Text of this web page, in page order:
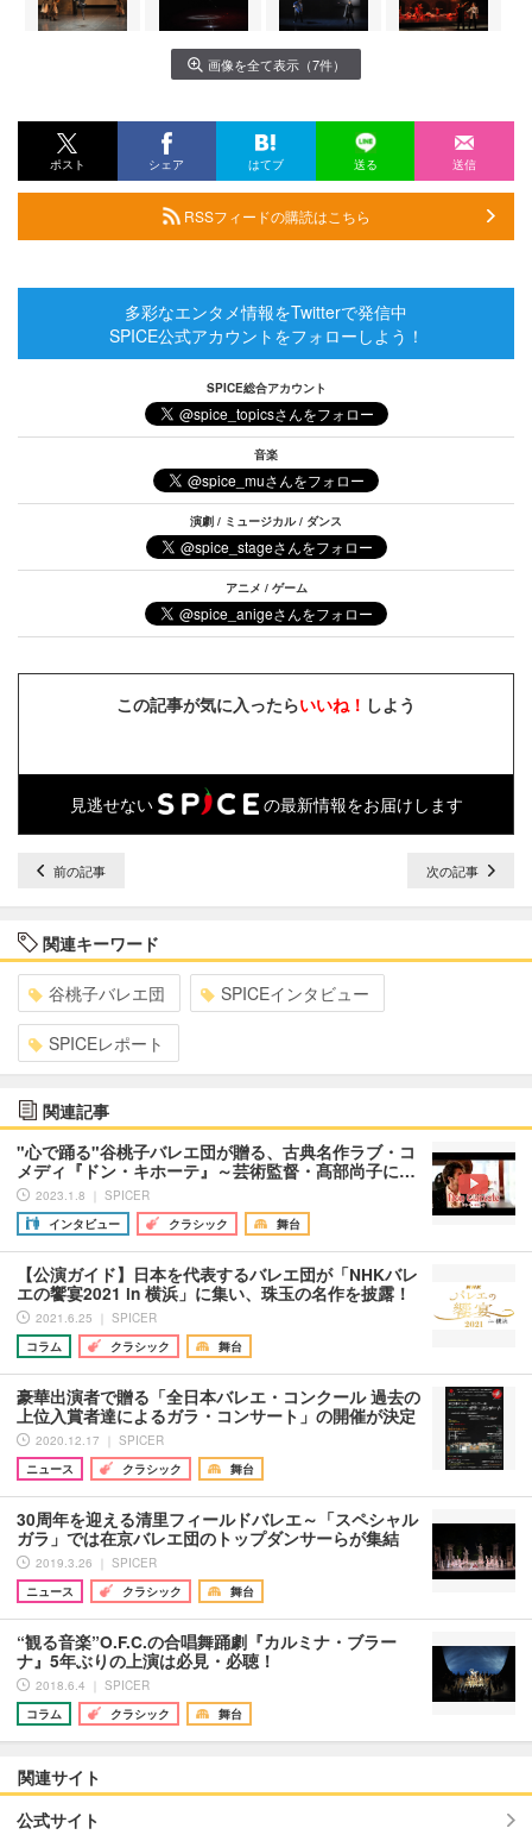
画像を全て表示（7件）
ポスト シェア はてブ 送る 送信
RSSフィードの購読はこちら
多彩なエンタメ情報をTwitterで発信中
SPICE公式アカウントをフォローしよう！
SPICE総合アカウント
音楽
演劇 / ミュージカル / ダンス
アニメ / ゲーム
この記事が気に入ったらいいね！ しよう
見逃せない の最新情報をお届けします
前の記事 次の記事
関連キーワード
谷桃子バレエ団 SPICEインタビュー
SPICEレポート
関連記事
"心で踊る"谷桃子バレエ団が贈る、古典名作ラブ・コ
メディ『ドン・キホーテ』～芸術監督・髙部尚子に…
2023.1.8 ｜ SPICER
インタビュー
クラシック 舞台
【公演ガイド】日本を代表するバレエ団が「NHKバレ
エの饗宴2021 in 横浜」に集い、珠玉の名作を披露！
2021.6.25 ｜ SPICER
コラム
クラシック 舞台
豪華出演者で贈る「全日本バレエ・コンクール 過去の
上位入賞者達によるガラ・コンサート」の開催が決定
2020.12.17 ｜ SPICER
ニュース
クラシック 舞台
30周年を迎える清里フィールドバレエ～「スペシャル
ガラ」では在京バレエ団のトップダンサーらが集結
2019.3.26 ｜ SPICER
ニュース
クラシック 舞台
“観る音楽”O.F.C.の合唱舞踊劇『カルミナ・ブラー
ナ』5年ぶりの上演は必見・必聴！
2018.6.4 ｜ SPICER
コラム
クラシック 舞台
関連サイト
公式サイト